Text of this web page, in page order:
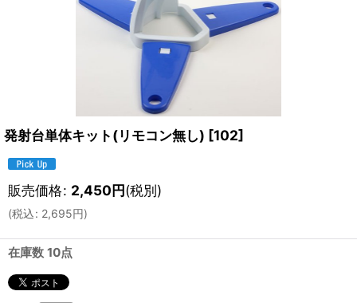
発射台単体キット(リモコン無し) [102]
販売価格: 2,450円(税別)
(税込: 2,695円)
在庫数 10点